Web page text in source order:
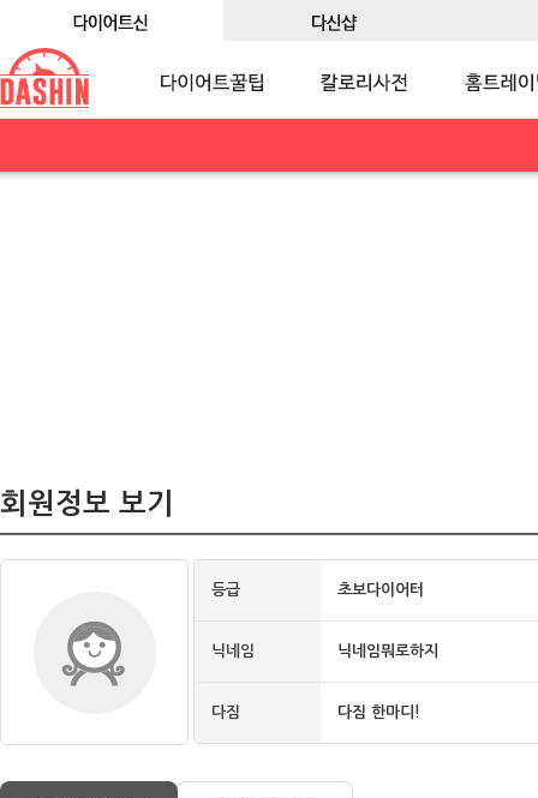
회원정보 보기
등급 초보다이어터
닉네임 닉네임뭐로하지
다짐 다짐 한마디!